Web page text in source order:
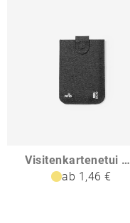
Visitenkartenetui Guarex
ab 1,46 €